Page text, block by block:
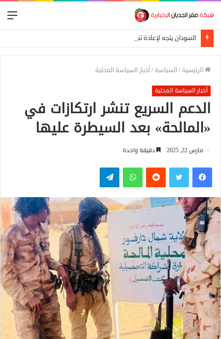
الرئيسية /السياسة /أخبار السياسة المحلية
أخبار السياسة المحلية
الدعم السريع تنشر ارتكازات في
«المالحة» بعد السيطرة عليها
مارس 22, 2025 دقيقة واحدة
فيسبوكتويتر واتساب تيلقرام